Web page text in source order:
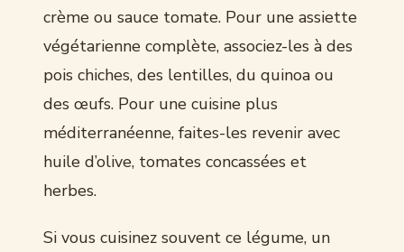
crème ou sauce tomate. Pour une assiette
végétarienne complète, associez-les à des
pois chiches, des lentilles, du quinoa ou
des œufs. Pour une cuisine plus
méditerranéenne, faites-les revenir avec
huile d’olive, tomates concassées et
herbes.
Si vous cuisinez souvent ce légume, un